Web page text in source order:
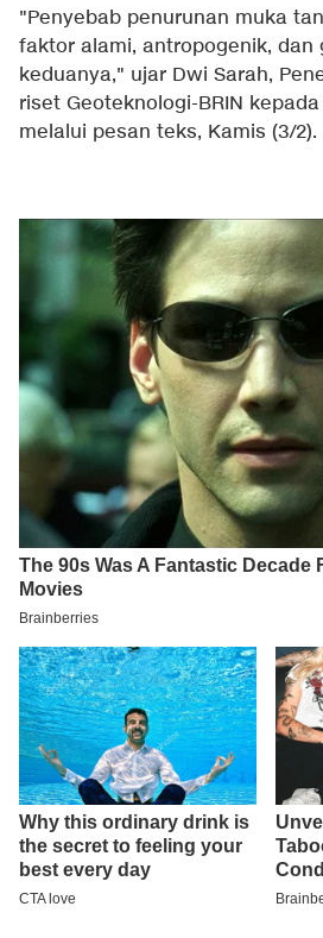
"Penyebab penurunan muka
faktor alami, antropogenik, dan
keduanya," ujar Dwi Sarah,
riset Geoteknologi-BRIN
melalui pesan teks, Kamis (3/2).